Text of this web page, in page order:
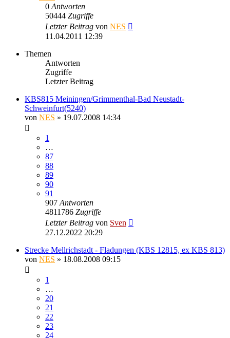
0 Antworten
50444 Zugriffe
Letzter Beitrag von NES
11.04.2011 12:39
Themen
Antworten
Zugriffe
Letzter Beitrag
KBS815 Meiningen/Grimmenthal-Bad Neustadt-
Schweinfurt(5240)
von NES » 19.07.2008 14:34
1
…
87
88
89
90
91
907 Antworten
4811786 Zugriffe
Letzter Beitrag von Sven
27.12.2022 20:29
Strecke Mellrichstadt - Fladungen (KBS 12815, ex KBS 813)
von NES » 18.08.2008 09:15
1
…
20
21
22
23
24